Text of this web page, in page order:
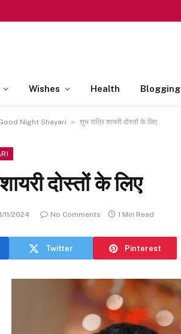
Wishes Health Blogging
Night Shayari » शुभ रात्रि शायरी दोस्तों के लिए
दोस्तों के लिए
11/2024 No Comments 1 Min Read
Twitter Pinterest